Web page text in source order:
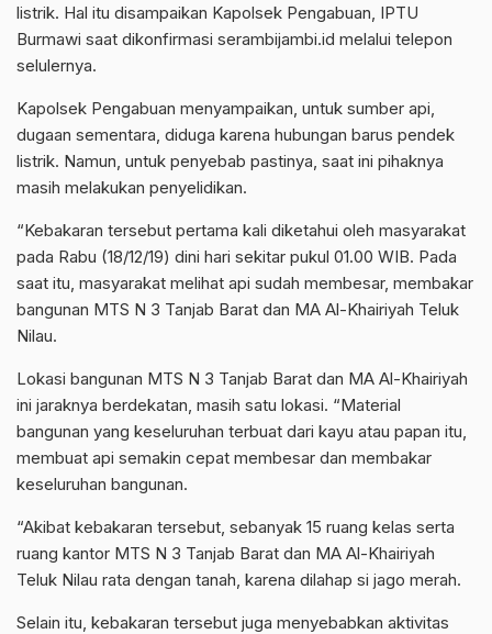
listrik. Hal itu disampaikan Kapolsek Pengabuan, IPTU
Burmawi saat dikonfirmasi serambijambi.id melalui telepon
selulernya.
Kapolsek Pengabuan menyampaikan, untuk sumber api,
dugaan sementara, diduga karena hubungan barus pendek
listrik. Namun, untuk penyebab pastinya, saat ini pihaknya
masih melakukan penyelidikan.
“Kebakaran tersebut pertama kali diketahui oleh masyarakat
pada Rabu (18/12/19) dini hari sekitar pukul 01.00 WIB. Pada
saat itu, masyarakat melihat api sudah membesar, membakar
bangunan MTS N 3 Tanjab Barat dan MA Al-Khairiyah Teluk
Nilau.
Lokasi bangunan MTS N 3 Tanjab Barat dan MA Al-Khairiyah
ini jaraknya berdekatan, masih satu lokasi. “Material
bangunan yang keseluruhan terbuat dari kayu atau papan itu,
membuat api semakin cepat membesar dan membakar
keseluruhan bangunan.
“Akibat kebakaran tersebut, sebanyak 15 ruang kelas serta
ruang kantor MTS N 3 Tanjab Barat dan MA Al-Khairiyah
Teluk Nilau rata dengan tanah, karena dilahap si jago merah.
Selain itu, kebakaran tersebut juga menyebabkan aktivitas